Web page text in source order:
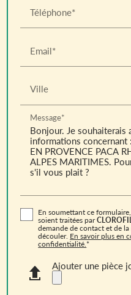
Téléphone*
Email*
Ville
Message*
En soumettant ce
soient traitées par
demande de contact et de
découler. En savoir plus en
confidentialité.*
Ajouter une pièce